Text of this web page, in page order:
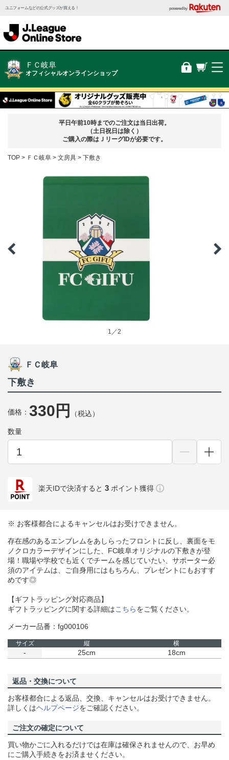
ユニフォームなどの公式グッズが買える！ powered by
ＦＣ岐阜
オフィシャルオンラインショップ
平日午前10時までのご注文は当日出荷。
（土日祝日は除く）
ご購入の際はＪリーグIDが必要です。
TOP ＦＣ岐阜 文房具 下敷き
1／2
ＦＣ岐阜
下敷き
価格： 330円 （税込）
数量
楽天IDで決済すると 3 ポイント獲得
※ お客様都合によるキャンセルはお受けできません。
存在感のあるエンブレムをあしらったフロントに反し、裏面をモ
ノクロカラーデザインにした、FC岐阜オリジナルの下敷きが登
場！職場や学校でも近くでチームを感じていたい、サポーター必
須のアイテムは、ご自身用にはもちろん、プレゼントにもおすす
めです◎
【ギフトラッピング対応商品】
ギフトラッピングに関する詳細はこちらをご覧ください。
メーカー品番：fg000106
サイズ 縦 横
- 25cm 18cm
返品・交換について
お客様都合による返品、交換、キャンセルはお受けできません。
詳しくはヘルプページをご確認ください。
ご注文の確定について
買い物かごに入れるだけでは在庫は確保されませんので、お早め
にご購入手続きをお済ませください。